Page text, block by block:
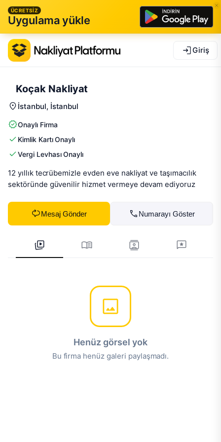
ÜCRETSİZ
Uygulama yükle
Giriş
Koçak Nakliyat
İstanbul, İstanbul
Onaylı Firma
Kimlik Kartı Onaylı
Vergi Levhası Onaylı
12 yıllık tecrübemizle evden eve nakliyat ve taşımacılık
sektöründe güvenilir hizmet vermeye devam ediyoruz
Mesaj Gönder Numarayı Göster
Henüz görsel yok
Bu firma henüz galeri paylaşmadı.